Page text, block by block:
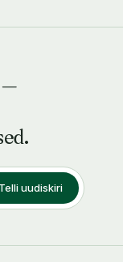
—
Telli uudiskiri